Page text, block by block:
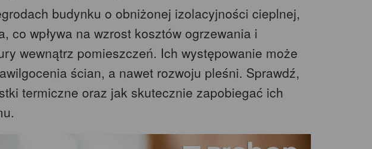
budynku o obniżonej izolacyjności cieplnej,
co wpływa na wzrost kosztów ogrzewania i
wewnątrz pomieszczeń. Ich występowanie może
ścian, a nawet rozwoju pleśni. Sprawdź,
termiczne oraz jak skutecznie zapobiegać ich